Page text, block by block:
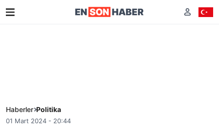
Haberler Politika
01 Mart 2024 - 20:44